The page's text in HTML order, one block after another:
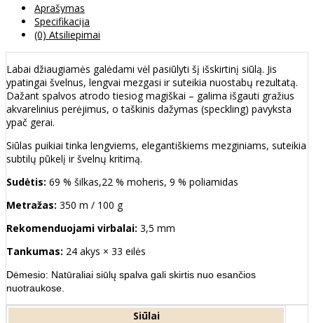
Aprašymas
Specifikacija
(0) Atsiliepimai
Labai džiaugiamės galėdami vėl pasiūlyti šį išskirtinį siūlą. Jis
ypatingai švelnus, lengvai mezgasi ir suteikia nuostabų rezultatą.
Dažant spalvos atrodo tiesiog magiškai – galima išgauti gražius
akvarelinius perėjimus, o taškinis dažymas (speckling) pavyksta
ypač gerai.
Siūlas puikiai tinka lengviems, elegantiškiems mezginiams, suteikia
subtilų pūkelį ir švelnų kritimą.
Sudėtis: 69 % šilkas,22 % moheris, 9 % poliamidas
Metražas: 350 m / 100 g
Rekomenduojami virbalai: 3,5 mm
Tankumas: 24 akys × 33 eilės
Dėmesio: Natūraliai siūlų spalva gali skirtis nuo esančios
nuotraukose.
Siūlai